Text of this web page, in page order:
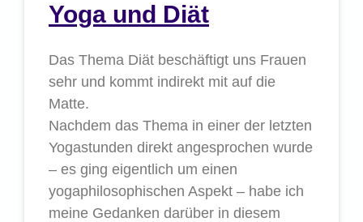
Yoga und Diät
Das Thema Diät beschäftigt uns Frauen
sehr und kommt indirekt mit auf die
Matte.
Nachdem das Thema in einer der letzten
Yogastunden direkt angesprochen wurde
– es ging eigentlich um einen
yogaphilosophischen Aspekt – habe ich
meine Gedanken darüber in diesem